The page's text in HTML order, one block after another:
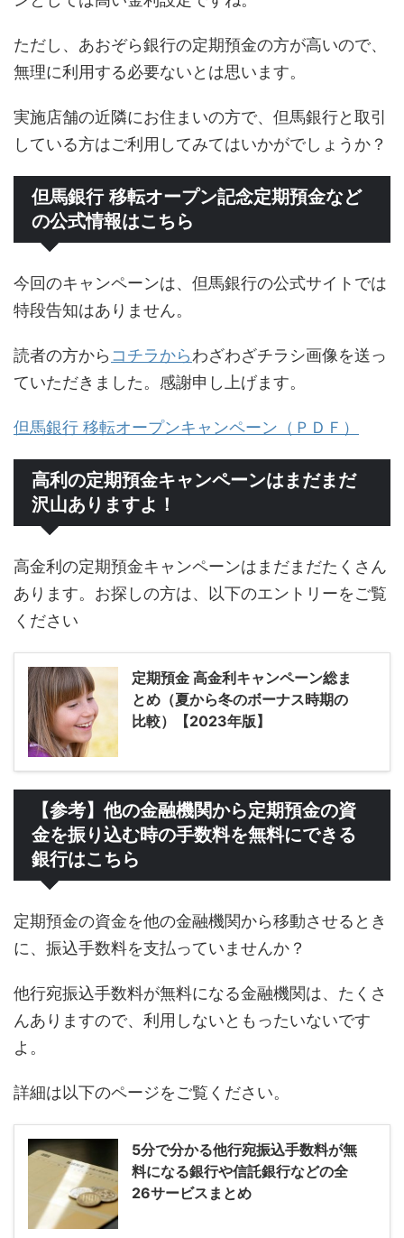
ただし、あおぞら銀行の定期預金の方が高いので、
無理に利用する必要ないとは思います。
実施店舗の近隣にお住まいの方で、但馬銀行と取引
している方はご利用してみてはいかがでしょうか？
但馬銀行 移転オープン記念定期預金など
の公式情報はこちら
今回のキャンペーンは、但馬銀行の公式サイトでは
特段告知はありません。
読者の方から コチラからわざわざチラシ画像を送っ
ていただきました。感謝申し上げます。
但馬銀行 移転オープンキャンペーン（ＰＤＦ）
高利の定期預金キャンペーンはまだまだ
沢山ありますよ！
高金利の定期預金キャンペーンはまだまだたくさん
あります。お探しの方は、以下のエントリーをご覧
ください
定期預金 高金利キャンペーン総ま
とめ（夏から冬のボーナス時期の
比較）【2023年版】
【参考】他の金融機関から定期預金の資
金を振り込む時の手数料を無料にできる
銀行はこちら
定期預金の資金を他の金融機関から移動させるとき
に、振込手数料を支払っていませんか？
他行宛振込手数料が無料になる金融機関は、たくさ
んありますので、利用しないともったいないです
よ。
詳細は以下のページをご覧ください。
5分で分かる他行宛振込手数料が無
料になる銀行や信託銀行などの全
26サービスまとめ